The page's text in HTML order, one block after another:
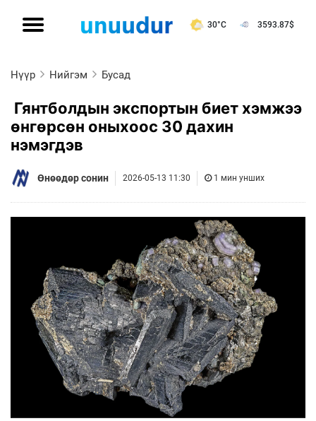
30°C 3593.87$
Нүүр Нийгэм Бусад
Гянтболдын экспортын биет хэмжээ
өнгөрсөн оныхоос 30 дахин
нэмэгдэв
Өнөөдөр сонин 2026-05-13 11:30 1 мин унших